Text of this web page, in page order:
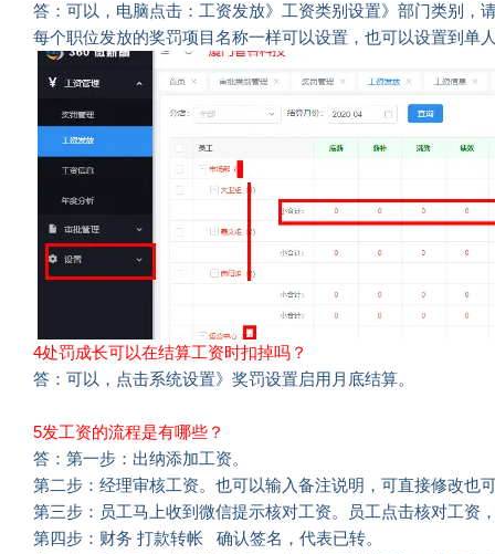
答：可以，电脑点击：工资发放》工资类别设置》部门类别，
每个职位发放的奖罚项目名称一样可以设置，也可以设置到单
4处罚成长可以在结算工资时扣掉吗？
答：可以，点击系统设置》奖罚设置启用月底结算。
5发工资的流程是有哪些？
答：第一步：出纳添加工资。
第二步：经理审核工资。也可以输入备注说明，可直接修改也
第三步：员工马上收到微信提示核对工资。员工点击核对工资
第四步：财务 打款转帐 确认签名，代表已转。